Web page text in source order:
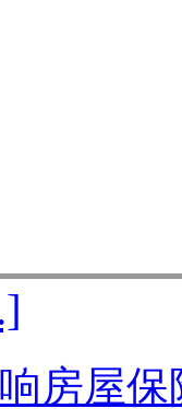
房屋保